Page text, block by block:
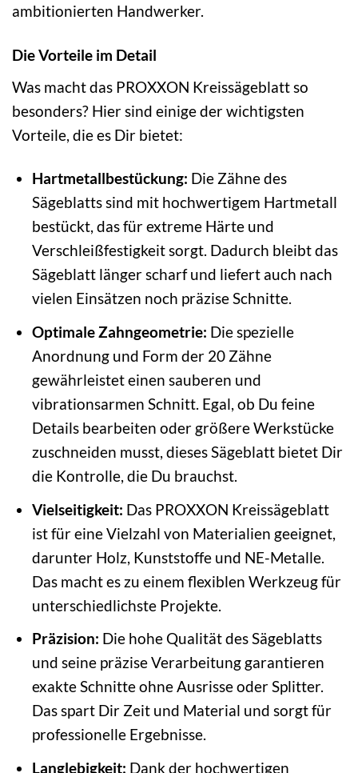
ambitionierten Handwerker.
Die Vorteile im Detail
Was macht das PROXXON Kreissägeblatt so
besonders? Hier sind einige der wichtigsten
Vorteile, die es Dir bietet:
Hartmetallbestückung: Die Zähne des
Sägeblatts sind mit hochwertigem Hartmetall
bestückt, das für extreme Härte und
Verschleißfestigkeit sorgt. Dadurch bleibt das
Sägeblatt länger scharf und liefert auch nach
vielen Einsätzen noch präzise Schnitte.
Optimale Zahngeometrie: Die spezielle
Anordnung und Form der 20 Zähne
gewährleistet einen sauberen und
vibrationsarmen Schnitt. Egal, ob Du feine
Details bearbeiten oder größere Werkstücke
zuschneiden musst, dieses Sägeblatt bietet Dir
die Kontrolle, die Du brauchst.
Vielseitigkeit: Das PROXXON Kreissägeblatt
ist für eine Vielzahl von Materialien geeignet,
darunter Holz, Kunststoffe und NE-Metalle.
Das macht es zu einem flexiblen Werkzeug für
unterschiedlichste Projekte.
Präzision: Die hohe Qualität des Sägeblatts
und seine präzise Verarbeitung garantieren
exakte Schnitte ohne Ausrisse oder Splitter.
Das spart Dir Zeit und Material und sorgt für
professionelle Ergebnisse.
Langlebigkeit: Dank der hochwertigen